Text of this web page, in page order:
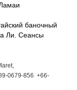
баночный
Ли. Сеансы
0679-856 +66-